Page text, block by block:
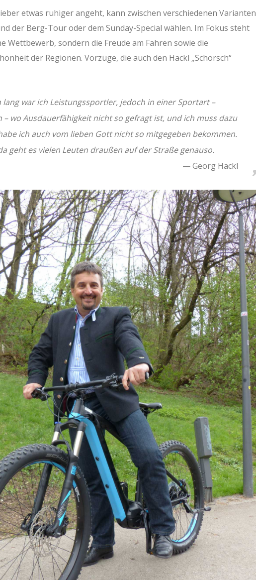
etwas ruhiger angeht, kann zwischen verschiedenen Varianten
der Berg-Tour oder dem Sunday-Special wählen. Im Fokus steht
Wettbewerb, sondern die Freude am Fahren sowie die
der Regionen. Vorzüge, die auch den Hackl „Schorsch“
lang war ich Leistungssportler, jedoch in einer Sportart –
– wo Ausdauerfähigkeit nicht so gefragt ist, und ich muss dazu
ich auch vom lieben Gott nicht so mitgegeben bekommen.
geht es vielen Leuten draußen auf der Straße genauso.
Georg Hackl